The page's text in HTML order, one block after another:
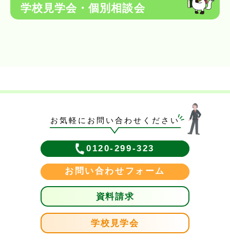
学校見学会・個別相談会
お気軽にお問い合わせください
0120-299-323
お問い合わせフォーム
資料請求
学校見学会